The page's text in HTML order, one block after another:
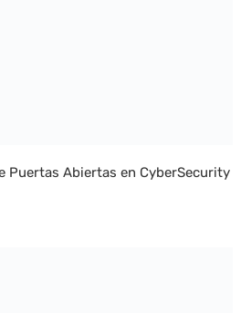
Puertas Abiertas en CyberSecurity